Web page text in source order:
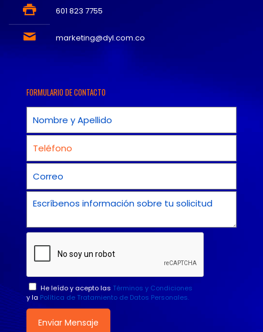
601 823 7755
marketing@dyl.com.co
FORMULARIO DE CONTACTO
He leído y acepto las Términos y Condiciones
y la Política de Tratamiento de Datos Personales.